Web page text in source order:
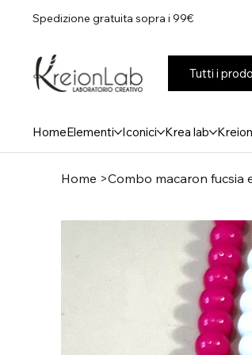
Spedizione gratuita sopra i 99€
Tutti i
HomeElementi Iconici Krea lab
Home >Combo macaron fucsia